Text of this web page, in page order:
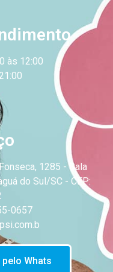
às 12:00
1285 - Sala
do Sul/SC - CEP:
0657
Whats